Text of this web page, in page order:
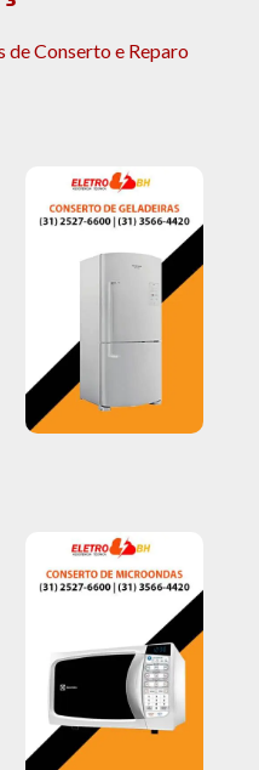
de Conserto e Reparo